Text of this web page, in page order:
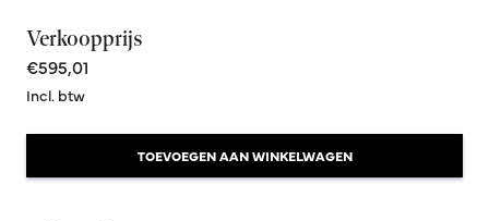
Verkoopprijs
€595,01
Incl. btw
TOEVOEGEN AAN WINKELWAGEN